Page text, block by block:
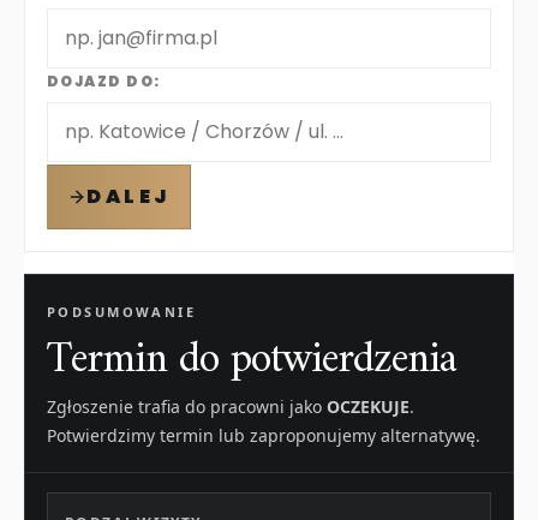
DOJAZD DO:
DALEJ
PODSUMOWANIE
Termin do potwierdzenia
Zgłoszenie trafia do pracowni jako OCZEKUJE.
Potwierdzimy termin lub zaproponujemy alternatywę.